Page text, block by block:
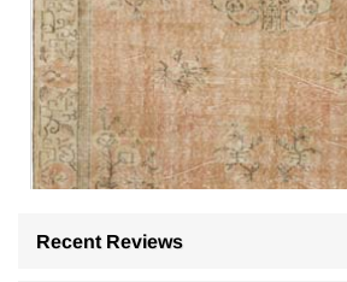
Recent Reviews